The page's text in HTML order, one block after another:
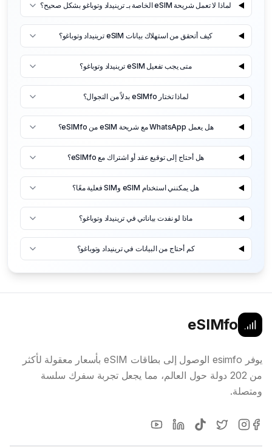
لماذا لا تعمل شريحة eSIM الخاصة بـ ترينيداد وتوباغو بشكل صحيح؟
كيف أتحقق من استهلاك بيانات eSIM ترينيداد وتوباغو؟
متى يجب تفعيل eSIM ترينيداد وتوباغو؟
لماذا تختار eSIMfo بدلاً من التجوال؟
هل يعمل WhatsApp مع شريحة eSIM من eSIMfo؟
هل أحتاج إلى توقيع عقد أو اشتراك مع eSIMfo؟
هل يمكنني استخدام eSIM وSIM فعلية معًا؟
ماذا لو نفدت بياناتي في ترينيداد وتوباغو؟
كم أحتاج من البيانات في ترينيداد وتوباغو؟
eSIMfo
يوفر esimfo الوصول إلى بطاقات eSIM بأسعار معقولة لأكثر
من 202 دولة حول العالم، مما يجعل تجربة سفرك سلسة
ومتصلة.